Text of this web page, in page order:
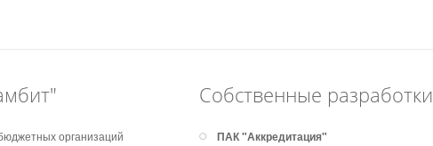
организаций
Собственные разработки
ПАК "Аккредитация"